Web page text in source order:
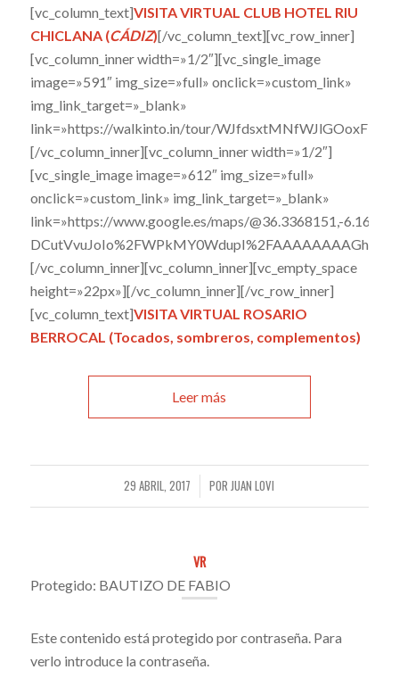
[vc_column_text]VISITA VIRTUAL CLUB HOTEL RIU
CHICLANA (CÁDIZ)[/vc_column_text][vc_row_inner]
[vc_column_inner width=»1/2″][vc_single_image
image=»591″ img_size=»full» onclick=»custom_link»
img_link_target=»_blank»
link=»https://walkinto.in/tour/
[/vc_column_inner][vc_column_inner width=»1/2″]
[vc_single_image image=»612″ img_size=»full»
onclick=»custom_link» img_link_target=»_blank»
link=»https://www.google.es/maps/@36.3368151,-
[/vc_column_inner][vc_column_inner][vc_empty_space
height=»22px»][/vc_column_inner][/vc_row_inner]
[vc_column_text]VISITA VIRTUAL ROSARIO
BERROCAL (Tocados, sombreros, complementos)
Leer más
29 ABRIL, 2017
/ PORJUAN LOVI
VR
Protegido: BAUTIZO DE FABIO
Este contenido está protegido por contraseña. Para
verlo introduce la contraseña.